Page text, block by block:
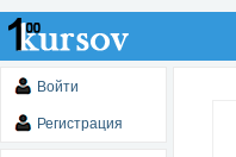
Войти
Регистрация